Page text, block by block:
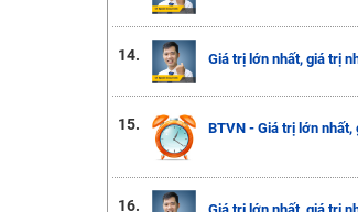
14. Giá trị lớn nhất, giá trị
15. BTVN - Giá trị lớn
16.